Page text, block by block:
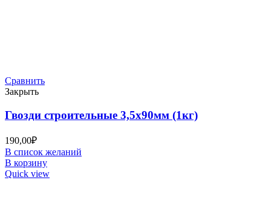
Сравнить
Закрыть
Гвозди строительные 3,5х90мм (1кг)
190,00₽
В список желаний
В корзину
Quick view